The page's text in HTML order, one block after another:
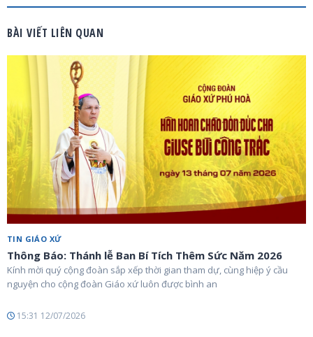
BÀI VIẾT LIÊN QUAN
TIN GIÁO XỨ
Thông Báo: Thánh lễ Ban Bí Tích Thêm Sức Năm 2026
Kính mời quý cộng đoàn sắp xếp thời gian tham dự, cùng hiệp ý cầu
nguyện cho cộng đoàn Giáo xứ luôn được bình an
15:31 12/07/2026